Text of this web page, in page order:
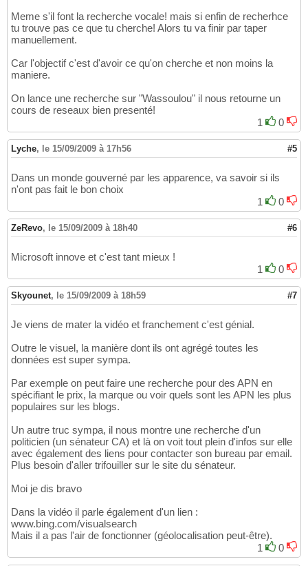
Meme s'il font la recherche vocale! mais si enfin de recherhce
tu trouve pas ce que tu cherche! Alors tu va finir par taper
manuellement.
Car l'objectif c'est d'avoir ce qu'on cherche et non moins la
maniere.
On lance une recherche sur "Wassoulou" il nous retourne un
cours de reseaux bien presenté!
1
0
Lyche, le 15/09/2009 à 17h56 #5
Dans un monde gouverné par les apparence, va savoir si ils
n'ont pas fait le bon choix
1
0
ZeRevo, le 15/09/2009 à 18h40 #6
Microsoft innove et c'est tant mieux !
1
0
Skyounet, le 15/09/2009 à 18h59 #7
Je viens de mater la vidéo et franchement c'est génial.
Outre le visuel, la manière dont ils ont agrégé toutes les
données est super sympa.
Par exemple on peut faire une recherche pour des APN en
spécifiant le prix, la marque ou voir quels sont les APN les plus
populaires sur les blogs.
Un autre truc sympa, il nous montre une recherche d'un
politicien (un sénateur CA) et là on voit tout plein d'infos sur elle
avec également des liens pour contacter son bureau par email.
Plus besoin d'aller trifouiller sur le site du sénateur.
Moi je dis bravo
Dans la vidéo il parle également d'un lien :
www.bing.com/visualsearch
Mais il a pas l'air de fonctionner (géolocalisation peut-être).
1
0